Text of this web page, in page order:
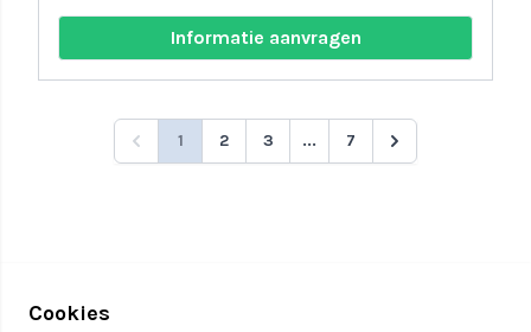
Informatie aanvragen
1 2 3 ... 7
Cookies